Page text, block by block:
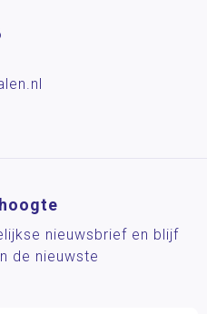
nieuwsbrief en blijf
de nieuwste